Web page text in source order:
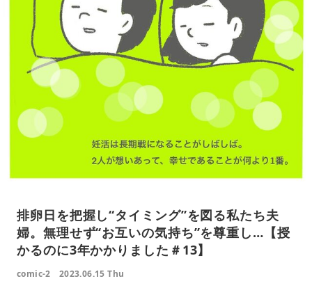
排卵日を把握し“タイミング”を図る私たち夫
婦。無理せず“お互いの気持ち”を尊重し…【授
かるのに3年かかりました＃13】
comic-2 2023.06.15 Thu